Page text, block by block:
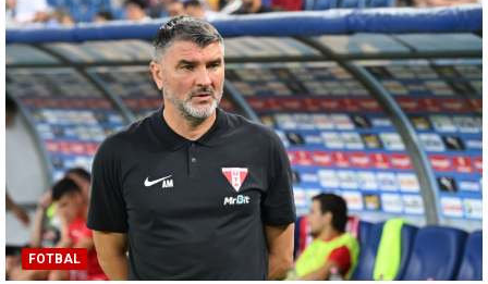
FOTBAL